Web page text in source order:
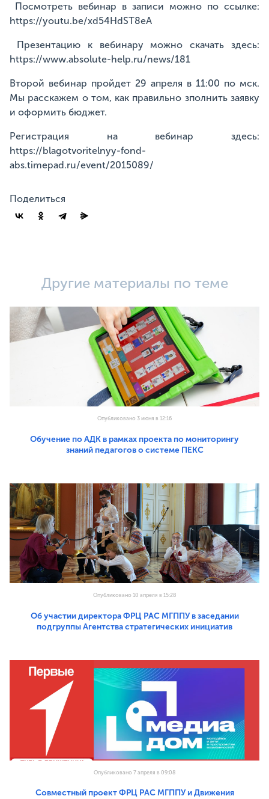
Посмотреть вебинар в записи можно по ссылке:
https://youtu.be/xd54HdST8eA
Презентацию к вебинару можно скачать здесь:
https://www.absolute-help.ru/news/181
Второй вебинар пройдет 29 апреля в 11:00 по мск.
Мы расскажем о том, как правильно зполнить заявку
и оформить бюджет.
Регистрация на вебинар здесь:
https://blagotvoritelnyy-fond-
abs.timepad.ru/event/2015089/
Поделиться
Другие материалы по теме
Опубликовано 3 июня в 12:16
Обучение по АДК в рамках проекта по мониторингу
знаний педагогов о системе ПЕКС
Опубликовано 10 апреля в 15:28
Об участии директора ФРЦ РАС МГППУ в заседании
подгруппы Агентства стратегических инициатив
Опубликовано 7 апреля в 09:08
Совместный проект ФРЦ РАС МГППУ и Движения